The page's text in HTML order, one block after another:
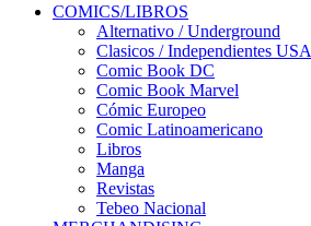
COMICS/LIBROS
Alternativo / Underground
Clasicos / Independientes USA
Comic Book DC
Comic Book Marvel
Cómic Europeo
Comic Latinoamericano
Libros
Manga
Revistas
Tebeo Nacional